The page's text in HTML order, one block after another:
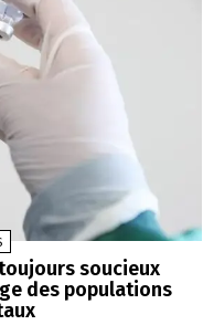
soucieux
des populations